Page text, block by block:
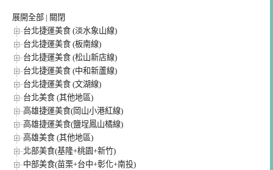
展開全部 | 關閉
台北捷運美食 (淡水象山線)
台北捷運美食 (板南線)
台北捷運美食 (松山新店線)
台北捷運美食 (中和新蘆線)
台北捷運美食 (文湖線)
台北美食 (其他地區)
高雄捷運美食(岡山小港紅線)
高雄捷運美食(鹽埕鳳山橘線)
高雄美食 (其他地區)
北部美食(基隆+桃園+新竹)
中部美食(苗栗+台中+彰化+南投)